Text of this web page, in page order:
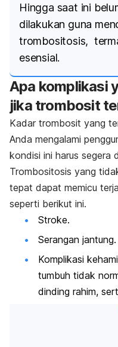
Hingga saat ini
dilakukan guna
trombositosis,
esensial.
Apa komplikasi
jika trombosit
Kadar trombosit yang
Anda mengalami
kondisi ini harus segera
Trombositosis yang
tepat dapat memicu
seperti berikut ini.
Stroke.
Serangan jantung.
Komplikasi
tumbuh tidak
dinding rahim,